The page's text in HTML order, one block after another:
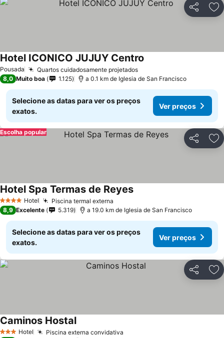
Partilhar
Pousada Quartos cuidadosamente projetados
Hotel ICONICO JUJUY Centro
8,0 Muito boa 1.125 a 0.1 km de Iglesia de San Francisco
Selecione as datas para ver os preços
exatos.
Ver preços
Partilhar
Escolha popular
4 EstrelasHotel Piscina termal externa
Hotel Spa Termas de Reyes
8,9 Excelente 5.319 a 19.0 km de Iglesia de San Francisco
Selecione as datas para ver os preços
exatos.
Ver preços
Partilhar
3 EstrelasHotel Piscina externa convidativa
Caminos Hostal